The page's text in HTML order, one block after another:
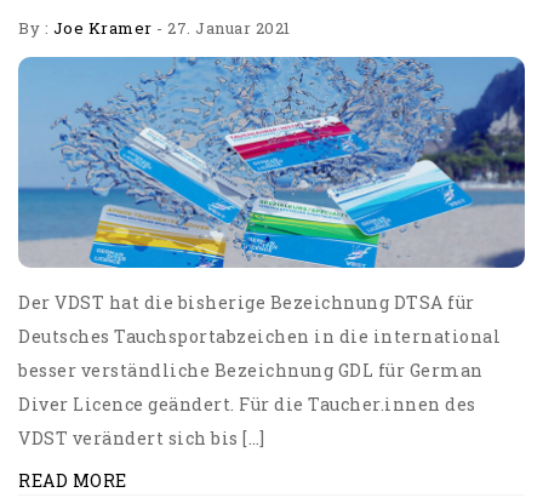
By : Joe Kramer - 27. Januar 2021
Der VDST hat die bisherige Bezeichnung DTSA für
Deutsches Tauchsportabzeichen in die international
besser verständliche Bezeichnung GDL für German
Diver Licence geändert. Für die Taucher.innen des
VDST verändert sich bis […]
READ MORE